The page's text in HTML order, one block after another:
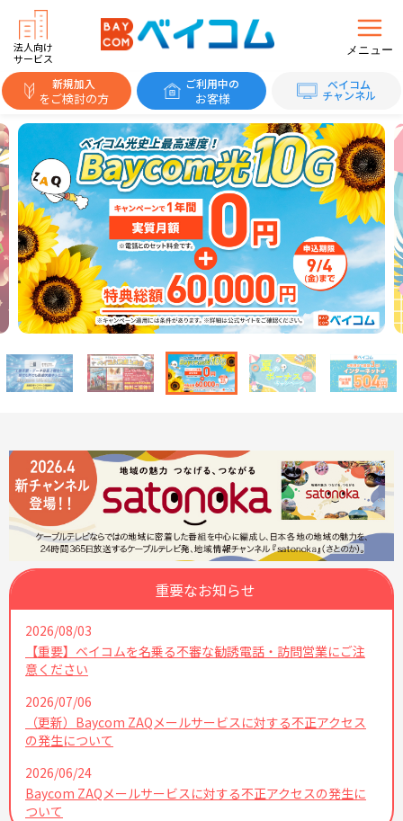
法人向け
サービス
メニュー
新規加入
をご検討の方
ご利用中の
お客様
ベイコム
チャンネル
重要なお知らせ
2026/08/03
【重要】ベイコムを名乗る不審な勧誘電話・訪問営業にご注
意ください
2026/07/06
（更新）Baycom ZAQメールサービスに対する不正アクセス
の発生について
2026/06/24
Baycom ZAQメールサービスに対する不正アクセスの発生に
ついて